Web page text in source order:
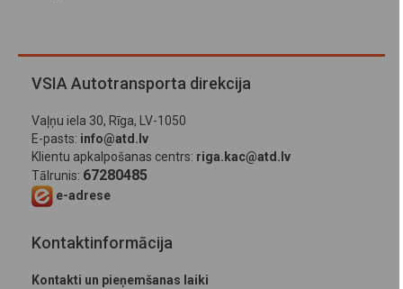
VSIA Autotransporta direkcija
Vaļņu iela 30, Rīga, LV-1050
E-pasts: info@atd.lv
Klientu apkalpošanas centrs: riga.kac@atd.lv
Tālrunis: 67280485
e-adrese
Kontaktinformācija
Kontakti un pieņemšanas laiki